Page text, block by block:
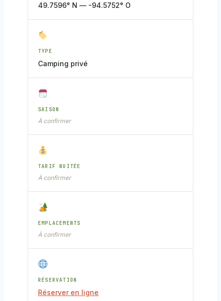
49.7596° N — -94.5752° O
TYPE
Camping privé
SAISON
À confirmer
TARIF NUITÉE
À confirmer
EMPLACEMENTS
À confirmer
RÉSERVATION
Réserver en ligne